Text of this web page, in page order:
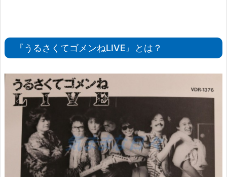
『うるさくてゴメンねLIVE』とは？